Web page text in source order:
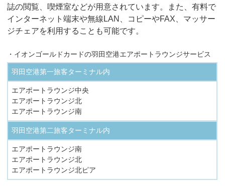
誌の閲覧、喫煙室などが用意されています。また、有料で
インターネット端末や無線LAN、コピーやFAX、マッサー
ジチェアを利用することも可能です。
・イオンゴールドカードの羽田空港エアポートラウンジサービス
羽田空港第一旅客ターミナル内
エアポートラウンジ中央
エアポートラウンジ北
エアポートラウンジ南
羽田空港第二旅客ターミナル内
エアポートラウンジ南
エアポートラウンジ北
エアポートラウンジ北ピア